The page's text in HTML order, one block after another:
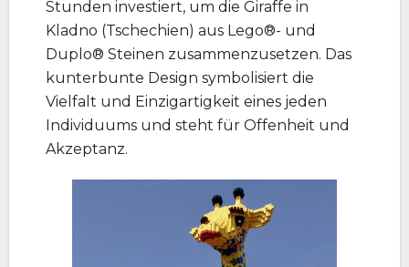
Stunden investiert, um die Giraffe in
Kladno (Tschechien) aus Lego®- und
Duplo® Steinen zusammenzusetzen. Das
kunterbunte Design symbolisiert die
Vielfalt und Einzigartigkeit eines jeden
Individuums und steht für Offenheit und
Akzeptanz.